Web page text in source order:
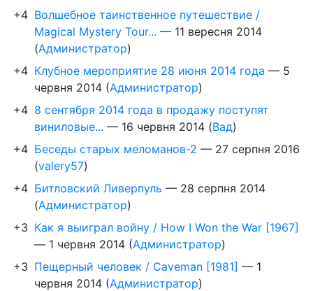
+4 Волшебное таинственное путешествие /
Magical Mystery Tour... — 11 вересня 2014
(Администратор)
+4 Клубное мероприятие 28 июня 2014 года — 5
червня 2014 (Администратор)
+4 8 сентября 2014 года в продажу поступят
виниловые... — 16 червня 2014 (Вад)
+4 Беседы старых меломанов-2 — 27 серпня 2016
(valery57)
+4 Битловский Ливерпуль — 28 серпня 2014
(Администратор)
+3 Как я выиграл войну / How I Won the War [1967]
— 1 червня 2014 (Администратор)
+3 Пещерный человек / Caveman [1981] — 1
червня 2014 (Администратор)